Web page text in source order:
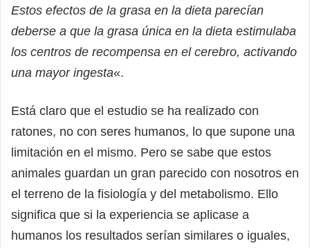
Estos efectos de la grasa en la dieta parecían
deberse a que la grasa única en la dieta estimulaba
los centros de recompensa en el cerebro, activando
una mayor ingesta«.
Está claro que el estudio se ha realizado con
ratones, no con seres humanos, lo que supone una
limitación en el mismo. Pero se sabe que estos
animales guardan un gran parecido con nosotros en
el terreno de la fisiología y del metabolismo. Ello
significa que si la experiencia se aplicase a
humanos los resultados serían similares o iguales,